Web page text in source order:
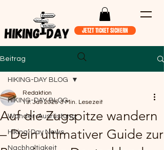
JETZT TICKET SICHERN
Beitrag
HIKING-DAY BLOG
Wander-Ausrüstung
Hiking-Day News
Nachhaltigkeit
HIKING-DAY BLOG
Auf die Zugspitze wandern
– Dein ultimativer Guide zur
Redaktion
13. Juli 2025 3 Min. Lesezeit